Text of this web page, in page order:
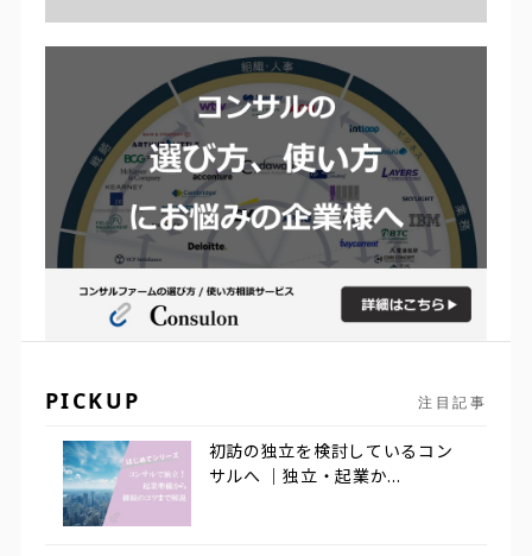
PICKUP 注目記事
初訪の独立を検討しているコン
サルへ ｜独立・起業か...